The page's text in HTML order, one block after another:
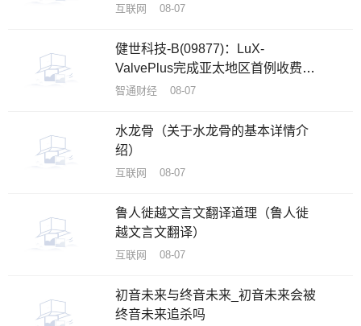
互联网 08-07
健世科技-B(09877)：LuX-
ValvePlus完成亚太地区首例收费同
情救治使用
智通财经 08-07
水龙骨（关于水龙骨的基本详情介
绍）
互联网 08-07
鲁人徙越文言文翻译道理（鲁人徙
越文言文翻译）
互联网 08-07
初音未来与终音未来_初音未来会被
终音未来追杀吗